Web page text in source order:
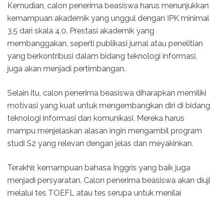
Kemudian, calon penerima beasiswa harus menunjukkan
kemampuan akademik yang unggul dengan IPK minimal
3,5 dari skala 4,0. Prestasi akademik yang
membanggakan, seperti publikasi jurnal atau penelitian
yang berkontribusi dalam bidang teknologi informasi,
juga akan menjadi pertimbangan.
Selain itu, calon penerima beasiswa diharapkan memiliki
motivasi yang kuat untuk mengembangkan diri di bidang
teknologi informasi dan komunikasi. Mereka harus
mampu menjelaskan alasan ingin mengambil program
studi S2 yang relevan dengan jelas dan meyakinkan.
Terakhir, kemampuan bahasa Inggris yang baik juga
menjadi persyaratan. Calon penerima beasiswa akan diuji
melalui tes TOEFL atau tes serupa untuk menilai